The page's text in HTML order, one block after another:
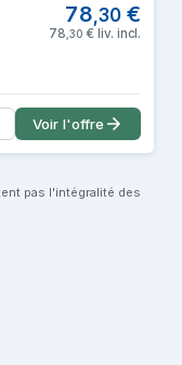
78 30 €
78 30 € liv. incl.
Voir l'offre
pas l'intégralité des